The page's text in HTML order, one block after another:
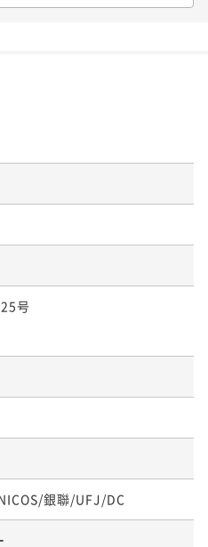
プラン【食事なし】
タンダード】プラン
プランビュッフェ朝食付
ント即利用で最大7％OFF
1名 ¥ 9,225 ~
号
銀聯/UFJ/DC